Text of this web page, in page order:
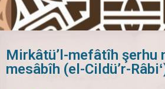
Mirkâtü’l-mefâtîh şerhu
mesâbîh (el-Cildü’r-